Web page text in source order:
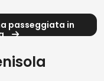
passeggiata in